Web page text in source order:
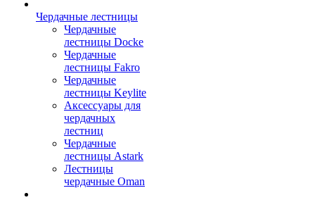
Чердачные лестницы
Чердачные
лестницы Docke
Чердачные
лестницы Fakro
Чердачные
лестницы Keylite
Аксессуары для
чердачных
лестниц
Чердачные
лестницы Astark
Лестницы
чердачные Oman